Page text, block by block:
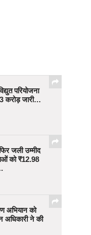
परियोजना
करोड़ जारी…
जली उम्मीद
को ₹12.98
अभियान को
अधिकारी ने की